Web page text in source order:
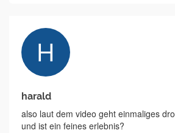
harald
also laut dem video geht einmaliges
und ist ein feines erlebnis?